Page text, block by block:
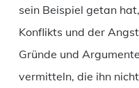
sein Beispiel getan
Konflikts und der
Gründe und
vermitteln, die ihn